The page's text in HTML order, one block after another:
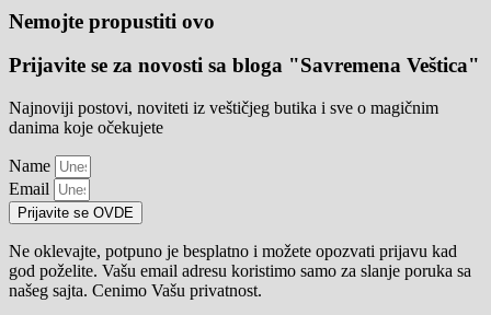
Nemojte propustiti ovo
Prijavite se za novosti sa bloga "Savremena Veštica"
Najnoviji postovi, noviteti iz veštičjeg butika i sve o magičnim
danima koje očekujete
Name
Email
Prijavite se OVDE
Ne oklevajte, potpuno je besplatno i možete opozvati prijavu kad
god poželite. Vašu email adresu koristimo samo za slanje poruka sa
našeg sajta. Cenimo Vašu privatnost.